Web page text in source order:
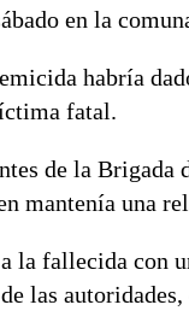
en la
habría
fatal.
de la
mantenía una
la fallecida con
las